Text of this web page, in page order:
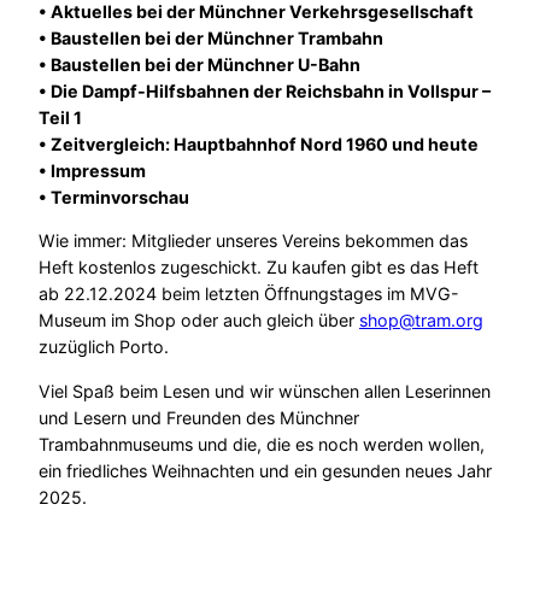
• Aktuelles bei der Münchner Verkehrsgesellschaft
• Baustellen bei der Münchner Trambahn
• Baustellen bei der Münchner U-Bahn
• Die Dampf-Hilfsbahnen der Reichsbahn in Vollspur –
Teil 1
• Zeitvergleich: Hauptbahnhof Nord 1960 und heute
• Impressum
• Terminvorschau
Wie immer: Mitglieder unseres Vereins bekommen das
Heft kostenlos zugeschickt. Zu kaufen gibt es das Heft
ab 22.12.2024 beim letzten Öffnungstages im MVG-
Museum im Shop oder auch gleich über shop@tram.org
zuzüglich Porto.
Viel Spaß beim Lesen und wir wünschen allen Leserinnen
und Lesern und Freunden des Münchner
Trambahnmuseums und die, die es noch werden wollen,
ein friedliches Weihnachten und ein gesunden neues Jahr
2025.